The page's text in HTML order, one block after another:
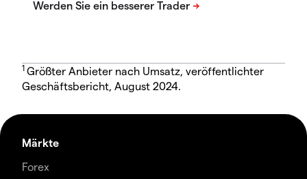
1 Größter Anbieter nach Umsatz, veröffentlichter
Geschäftsbericht, August 2024.
Märkte
Forex